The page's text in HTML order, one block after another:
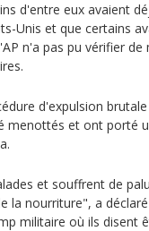
d'entre eux avaient
Unis et que certains
n'a pas pu vérifier de
d'expulsion
menottés et ont porté
et souffrent de
la nourriture", a
militaire où ils disent